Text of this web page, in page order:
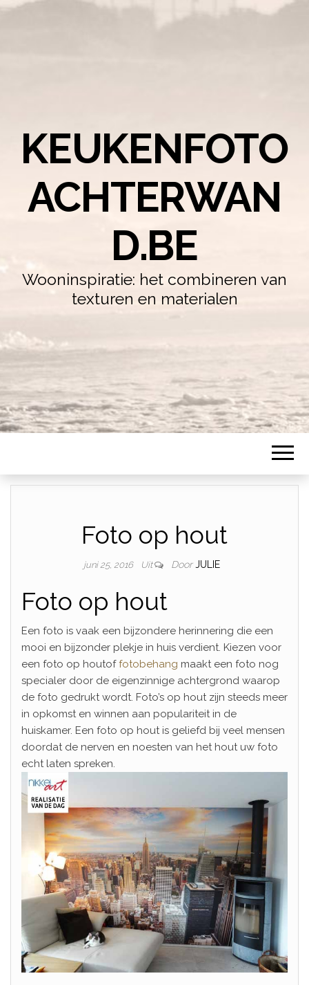
KEUKENFOTO
ACHTERWAN
D.BE
Wooninspiratie: het combineren van
texturen en materialen
Foto op hout
juni 25, 2016 Uit Door JULIE
Foto op hout
Een foto is vaak een bijzondere herinnering die een
mooi en bijzonder plekje in huis verdient. Kiezen voor
een foto op houtoffotobehang maakt een foto nog
specialer door de eigenzinnige achtergrond waarop
de foto gedrukt wordt. Foto’s op hout zijn steeds meer
in opkomst en winnen aan populariteit in de
huiskamer. Een foto op hout is geliefd bij veel mensen
doordat de nerven en noesten van het hout uw foto
echt laten spreken.